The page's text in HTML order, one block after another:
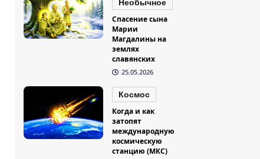
Необычное
Спасение сына
Марии
Магдалины на
землях
славянских
25.05.2026
Космос
Когда и как
затопят
международную
космическую
станцию (МКС)